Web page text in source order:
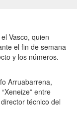
Vasco, quien
el fin de semana
y los números.
Arruabarrena,
entre
técnico del